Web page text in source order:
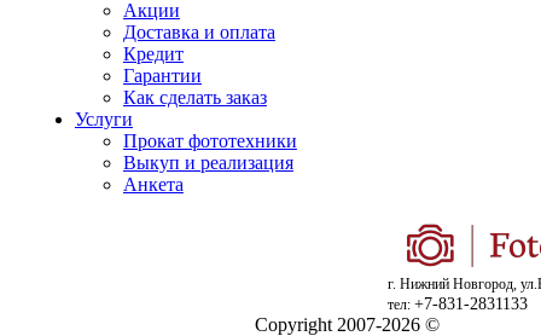
Акции
Доставка и оплата
Кредит
Гарантии
Как сделать заказ
Услуги
Прокат фототехники
Выкуп и реализация
Анкета
г. Нижний Новгород,
тел: +7-831-2831133
Copyright 2007-2026 ©